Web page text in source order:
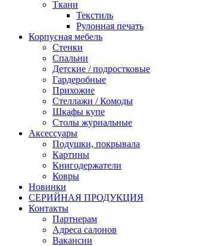
Ткани
Текстиль
Рулонная печать
Корпусная мебель
Стенки
Спальни
Детские / подростковые
Гардеробные
Прихожие
Стеллажи / Комоды
Шкафы купе
Столы журнальные
Аксессуары
Подушки, покрывала
Картины
Книгодержатели
Ковры
Новинки
СЕРИЙНАЯ ПРОДУКЦИЯ
Контакты
Партнерам
Адреса салонов
Вакансии